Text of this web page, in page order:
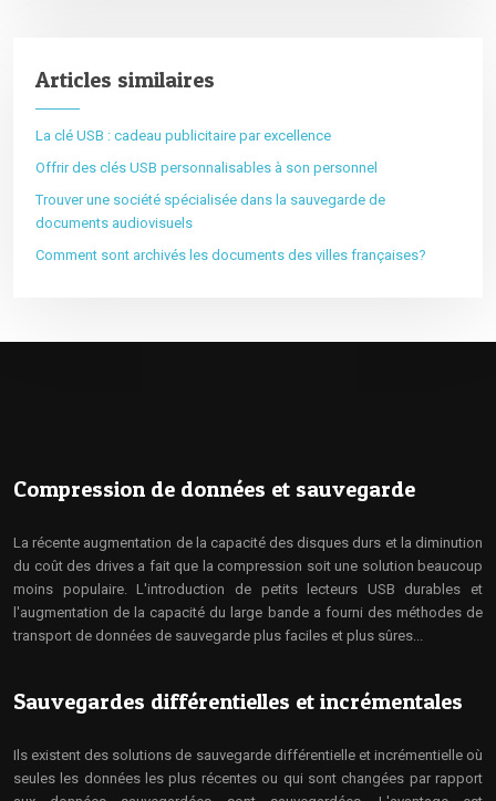
Articles similaires
La clé USB : cadeau publicitaire par excellence
Offrir des clés USB personnalisables à son personnel
Trouver une société spécialisée dans la sauvegarde de
documents audiovisuels
Comment sont archivés les documents des villes françaises?
Compression de données et sauvegarde
La récente augmentation de la capacité des disques durs et la diminution
du coût des drives a fait que la compression soit une solution beaucoup
moins populaire. L'introduction de petits lecteurs USB durables et
l'augmentation de la capacité du large bande a fourni des méthodes de
transport de données de sauvegarde plus faciles et plus sûres...
Sauvegardes différentielles et incrémentales
Ils existent des solutions de sauvegarde différentielle et incrémentielle où
seules les données les plus récentes ou qui sont changées par rapport